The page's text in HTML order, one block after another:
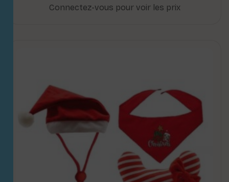
Connectez-vous pour voir les prix